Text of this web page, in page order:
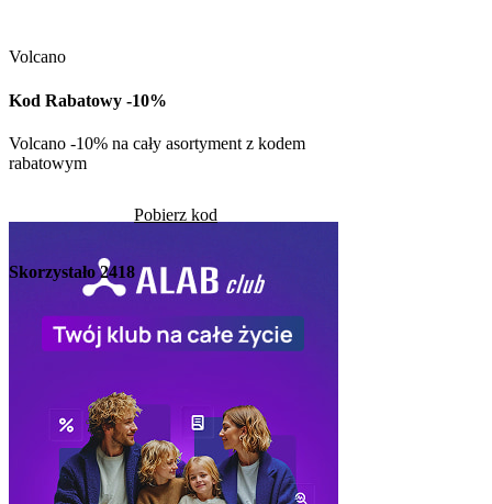
Volcano
Kod Rabatowy -10%
Volcano -10% na cały asortyment z kodem
rabatowym
Pobierz kod
Skorzystało2418